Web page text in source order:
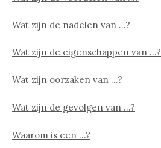
Wat zijn de nadelen van …?
Wat zijn de eigenschappen van …?
Wat zijn oorzaken van …?
Wat zijn de gevolgen van …?
Waarom is een …?